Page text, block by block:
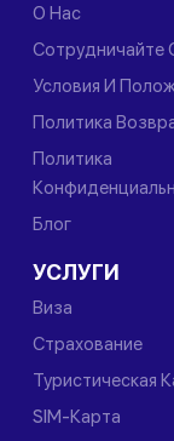
О Нас
Сотрудничайте
Условия И
Политика
Политика
Блог
УСЛУГИ
Виза
Страхование
Туристическая
SIM-Карта